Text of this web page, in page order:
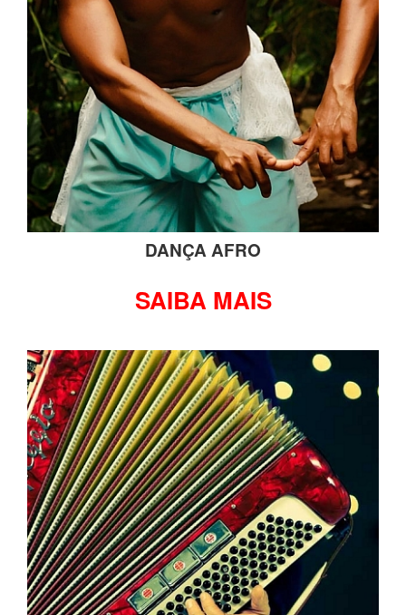
DANÇA AFRO
SAIBA MAIS